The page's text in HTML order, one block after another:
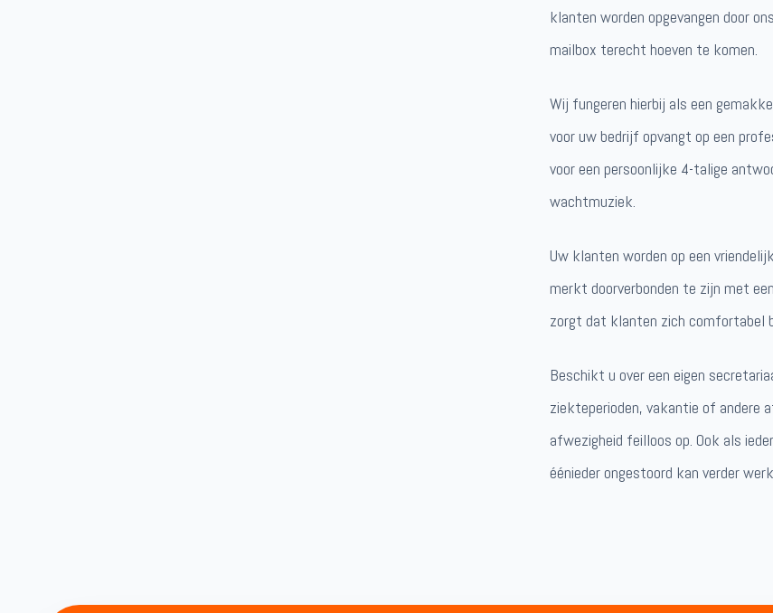
klanten worden opgevangen door
mailbox terecht hoeven te komen.
Wij fungeren hierbij als een
voor uw bedrijf opvangt op een
voor een persoonlijke 4-talige
wachtmuziek.
Uw klanten worden op een
merkt doorverbonden te zijn met
zorgt dat klanten zich comfortabel
Beschikt u over een eigen
ziekteperioden, vakantie of andere
afwezigheid feilloos op. Ook als
éénieder ongestoord kan verder